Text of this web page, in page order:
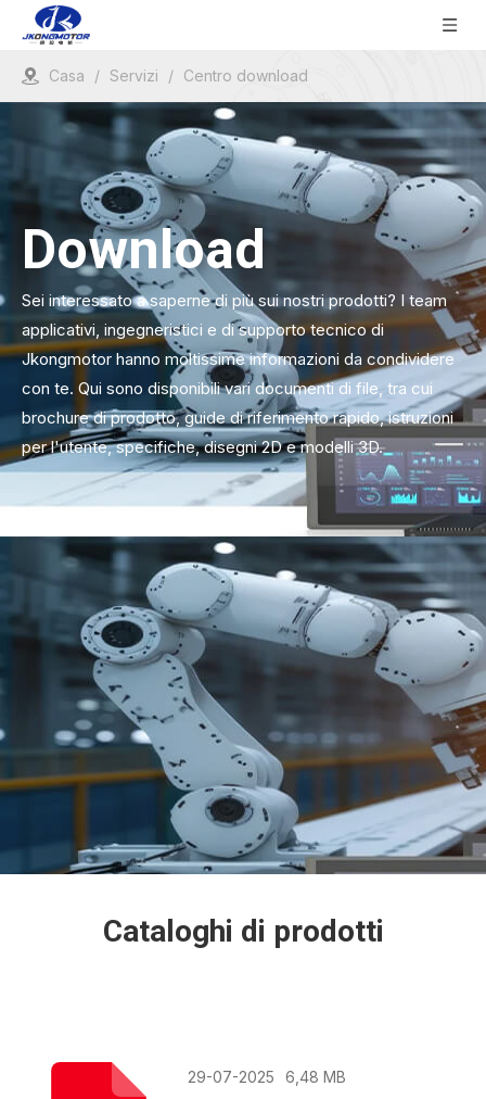
Casa / Servizi / Centro download
Download
Sei interessato a saperne di più sui nostri prodotti? I team
applicativi, ingegneristici e di supporto tecnico di
Jkongmotor hanno moltissime informazioni da condividere
con te. Qui sono disponibili vari documenti di file, tra cui
brochure di prodotto, guide di riferimento rapido, istruzioni
per l'utente, specifiche, disegni 2D e modelli 3D.
Cataloghi di prodotti
29-07-2025 6,48 MB